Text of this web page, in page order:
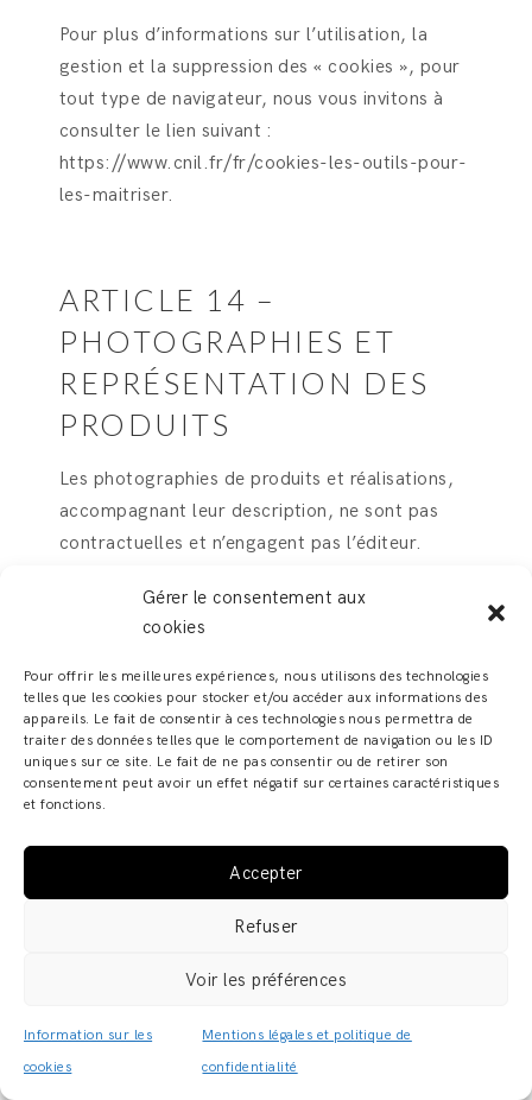
Gérer le consentement aux
cookies
Pour offrir les meilleures expériences, nous utilisons des technologies
telles que les cookies pour stocker et/ou accéder aux informations des
appareils. Le fait de consentir à ces technologies nous permettra de
traiter des données telles que le comportement de navigation ou les ID
uniques sur ce site. Le fait de ne pas consentir ou de retirer son
consentement peut avoir un effet négatif sur certaines caractéristiques
et fonctions.
Accepter
Refuser
Voir les préférences
Information sur les
cookies
Mentions légales et politique de
confidentialité
Pour plus d’informations sur l’utilisation, la
gestion et la suppression des « cookies », pour
tout type de navigateur, nous vous invitons à
consulter le lien suivant :
https://www.cnil.fr/fr/cookies-les-outils-pour-
les-maitriser.
ARTICLE 14 –
PHOTOGRAPHIES ET
REPRÉSENTATION DES
PRODUITS
Les photographies de produits et réalisations,
accompagnant leur description, ne sont pas
contractuelles et n’engagent pas l’éditeur.
ARTICLE 15 – LOI
APPLICABLE
Les présentes conditions d’utilisation du site
sont régies par la loi française et soumises à la
compétence des tribunaux du siège social de
l’éditeur, sous réserve d’une attribution de
compétence spécifique découlant d’un texte de
loi ou réglementaire particulier.
ARTICLE 16 –
CONTACTEZ-NOUS